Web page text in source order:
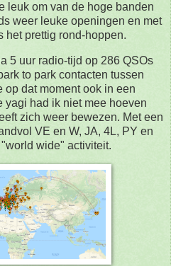
leuk om van de hoge banden
weer leuke openingen en met
het prettig rond-hoppen.
5 uur radio-tijd op 286 QSOs
to park contacten tussen
op dat moment ook in een
yagi had ik niet mee hoeven
zich weer bewezen. Met een
VE en W, JA, 4L, PY en
wide" activiteit.